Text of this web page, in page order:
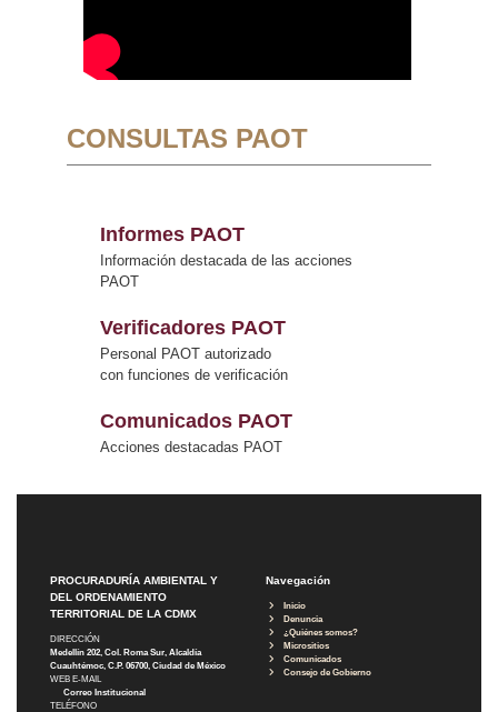
CONSULTAS PAOT
Informes PAOT
Información destacada de las acciones
PAOT
Verificadores PAOT
Personal PAOT autorizado
con funciones de verificación
Comunicados PAOT
Acciones destacadas PAOT
PROCURADURÍA AMBIENTAL Y
DEL ORDENAMIENTO
TERRITORIAL DE LA CDMX
DIRECCIÓN
Medellín 202, Col. Roma Sur, Alcaldía
Cuauhtémoc, C.P. 06700, Ciudad de México
WEB E-MAIL
Correo Institucional
TELÉFONO
Navegación
Inicio
Denuncia
¿Quiénes somos?
Micrositios
Comunicados
Consejo de Gobierno